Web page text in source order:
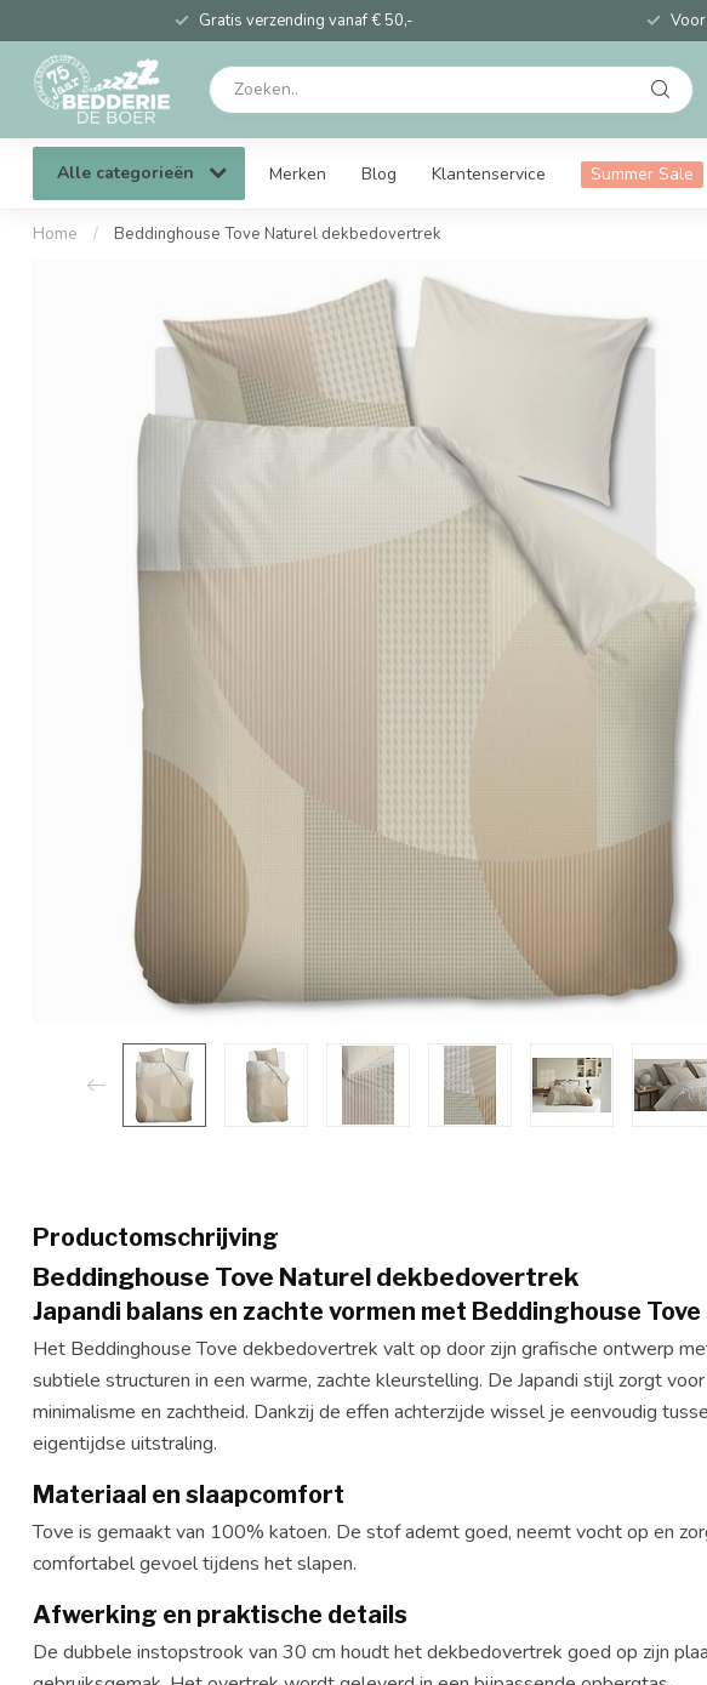
Gratis verzending vanaf € 50,-
Alle categorieën Merken Blog Klantenservice Summer Sale
Home / Beddinghouse Tove Naturel dekbedovertrek
Productomschrijving
Beddinghouse Tove Naturel dekbedovertrek
Japandi balans en zachte vormen met Beddinghouse Tove
Het Beddinghouse Tove dekbedovertrek valt op door zijn grafische ontwerp
subtiele structuren in een warme, zachte kleurstelling. De Japandi stijl zorgt
minimalisme en zachtheid. Dankzij de effen achterzijde wissel je eenvoudig
eigentijdse uitstraling.
Materiaal en slaapcomfort
Tove is gemaakt van 100% katoen. De stof ademt goed, neemt vocht op en
comfortabel gevoel tijdens het slapen.
Afwerking en praktische details
De dubbele instopstrook van 30 cm houdt het dekbedovertrek goed op zijn